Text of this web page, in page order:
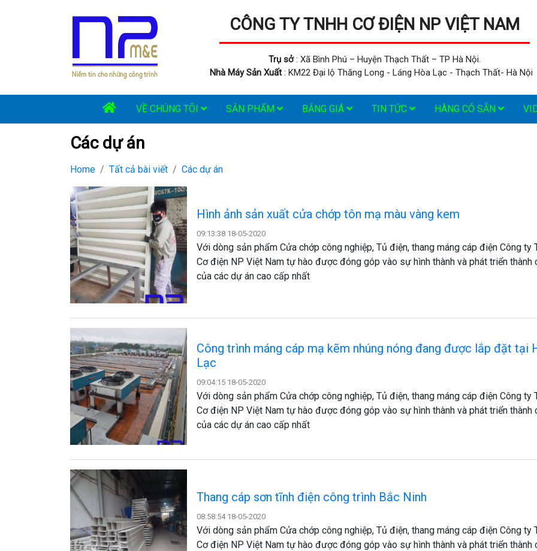
CÔNG TY TNHH CƠ ĐIỆN NP VIỆT NAM
Trụ sở: Xã Bình Phú – Huyện Thạch Thất – TP Hà Nội.
Nhà Máy Sản Xuất: KM22 Đại lộ Thăng Long - Láng Hòa Lạc - Thạch Thất- Hà Nội
VỀ CHÚNG TÔI SẢN PHẨM BẢNG GIÁ TIN TỨC HÀNG CÓ SẴN
Các dự án
Home Tất cả bài viết Các dự án
Hình ảnh sản xuất cửa chớp tôn mạ màu vàng kem
09:13:38 18-05-2020
Với dòng sản phẩm Cửa chớp công nghiệp, Tủ điện, thang máng cáp điện Công ty
Cơ điện NP Việt Nam tự hào được đóng góp vào sự hình thành và phát triển thành
của các dự án cao cấp nhất
Công trình máng cáp mạ kẽm nhúng nóng đang được lắp đặt tại
Lạc
09:04:15 18-05-2020
Với dòng sản phẩm Cửa chớp công nghiệp, Tủ điện, thang máng cáp điện Công ty
Cơ điện NP Việt Nam tự hào được đóng góp vào sự hình thành và phát triển thành
của các dự án cao cấp nhất
Thang cáp sơn tĩnh điện công trình Bắc Ninh
08:58:54 18-05-2020
Với dòng sản phẩm Cửa chớp công nghiệp, Tủ điện, thang máng cáp điện Công ty
Cơ điện NP Việt Nam tự hào được đóng góp vào sự hình thành và phát triển thành